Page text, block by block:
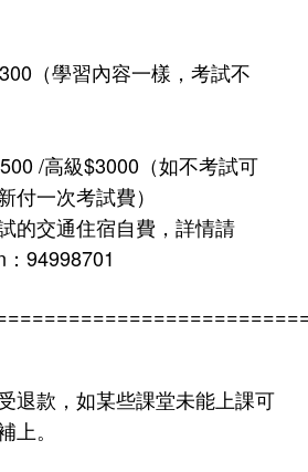
（學習內容一樣，考試不
/高級$3000（如不考試可
付一次考試費）
的交通住宿自費，詳情請
94998701
退款，如某些課堂未能上課可
上。